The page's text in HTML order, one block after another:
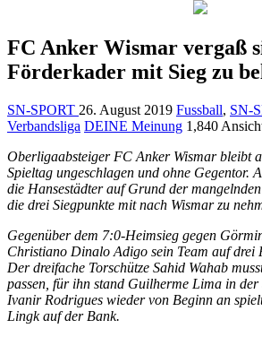
FC Anker Wismar vergaß
Förderkader mit Sieg zu
SN-SPORT 26. August 2019 Fussball, SN-
Verbandsliga DEINE Meinung 1,840
Oberligaabsteiger FC Anker Wismar bleibt
Spieltag ungeschlagen und ohne Gegentor.
die Hansestädter auf Grund der
die drei Siegpunkte mit nach Wismar zu
Gegenüber dem 7:0-Heimsieg gegen
Christiano Dinalo Adigo sein Team auf drei
Der dreifache Torschütze Sahid Wahab
passen, für ihn stand Guilherme Lima in der
Ivanir Rodrigues wieder von Beginn an
Lingk auf der Bank.